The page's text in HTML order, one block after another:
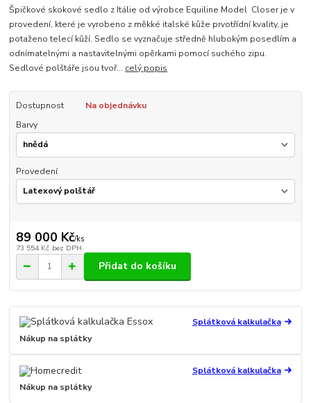
Špičkové skokové sedlo z Itálie od výrobce Equiline Model Closer je v
provedení, které je vyrobeno z měkké italské kůže prvotřídní kvality, je
potaženo telecí kůží. Sedlo se vyznačuje středně hlubokým posedlím a
odnímatelnými a nastavitelnými opěrkami pomocí suchého zipu.
Sedlové polštáře jsou tvoř... celý popis
Dostupnost
Na objednávku
Barvy
Provedení
89 000 Kč/ks
73 554 Kč bez DPH
Přidat do košíku
Splátková kalkulačka
Nákup na splátky
Splátková kalkulačka
Nákup na splátky